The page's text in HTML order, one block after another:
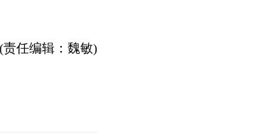
(责任编辑：魏敏)